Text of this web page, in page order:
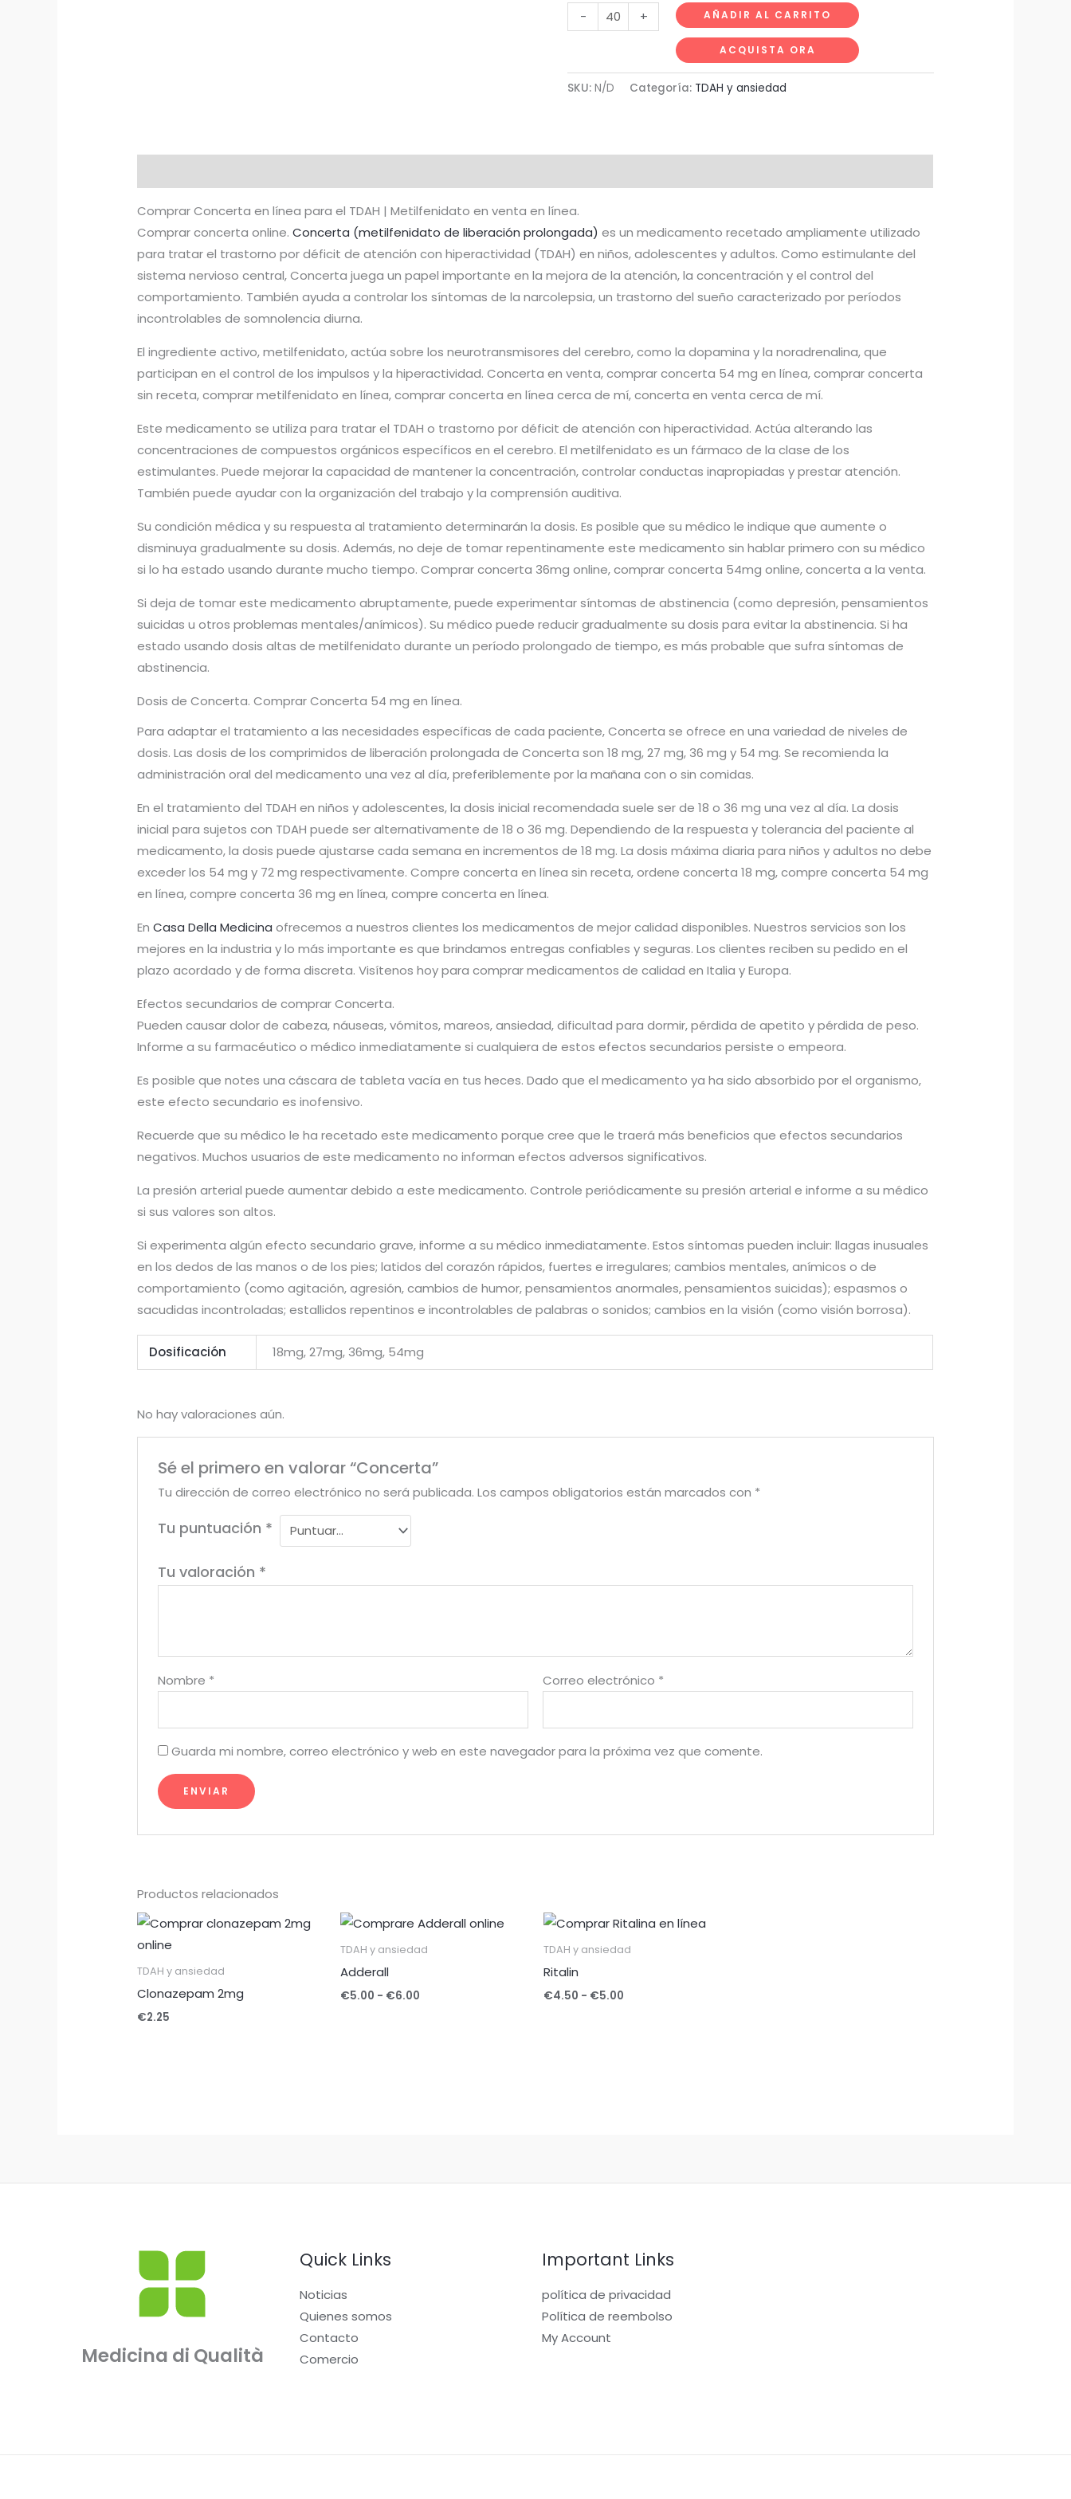
€6.00
- + AÑADIR AL CARRITO
ACQUISTA ORA
SKU: N/D Categoría: TDAH y ansiedad
Comprar Concerta en línea para el TDAH | Metilfenidato en venta en línea.
Comprar concerta online.Concerta (metilfenidato de liberación prolongada) es un medicamento recetado ampliamente utilizado
para tratar el trastorno por déficit de atención con hiperactividad (TDAH) en niños, adolescentes y adultos. Como estimulante del
sistema nervioso central, Concerta juega un papel importante en la mejora de la atención, la concentración y el control del
comportamiento. También ayuda a controlar los síntomas de la narcolepsia, un trastorno del sueño caracterizado por períodos
incontrolables de somnolencia diurna.
El ingrediente activo, metilfenidato, actúa sobre los neurotransmisores del cerebro, como la dopamina y la noradrenalina, que
participan en el control de los impulsos y la hiperactividad. Concerta en venta, comprar concerta 54 mg en línea, comprar concerta
sin receta, comprar metilfenidato en línea, comprar concerta en línea cerca de mí, concerta en venta cerca de mí.
Este medicamento se utiliza para tratar el TDAH o trastorno por déficit de atención con hiperactividad. Actúa alterando las
concentraciones de compuestos orgánicos específicos en el cerebro. El metilfenidato es un fármaco de la clase de los
estimulantes. Puede mejorar la capacidad de mantener la concentración, controlar conductas inapropiadas y prestar atención.
También puede ayudar con la organización del trabajo y la comprensión auditiva.
Su condición médica y su respuesta al tratamiento determinarán la dosis. Es posible que su médico le indique que aumente o
disminuya gradualmente su dosis. Además, no deje de tomar repentinamente este medicamento sin hablar primero con su médico
si lo ha estado usando durante mucho tiempo. Comprar concerta 36mg online, comprar concerta 54mg online, concerta a la venta.
Si deja de tomar este medicamento abruptamente, puede experimentar síntomas de abstinencia (como depresión, pensamientos
suicidas u otros problemas mentales/anímicos). Su médico puede reducir gradualmente su dosis para evitar la abstinencia. Si ha
estado usando dosis altas de metilfenidato durante un período prolongado de tiempo, es más probable que sufra síntomas de
abstinencia.
Dosis de Concerta. Comprar Concerta 54 mg en línea.
Para adaptar el tratamiento a las necesidades específicas de cada paciente, Concerta se ofrece en una variedad de niveles de
dosis. Las dosis de los comprimidos de liberación prolongada de Concerta son 18 mg, 27 mg, 36 mg y 54 mg. Se recomienda la
administración oral del medicamento una vez al día, preferiblemente por la mañana con o sin comidas.
En el tratamiento del TDAH en niños y adolescentes, la dosis inicial recomendada suele ser de 18 o 36 mg una vez al día. La dosis
inicial para sujetos con TDAH puede ser alternativamente de 18 o 36 mg. Dependiendo de la respuesta y tolerancia del paciente al
medicamento, la dosis puede ajustarse cada semana en incrementos de 18 mg. La dosis máxima diaria para niños y adultos no debe
exceder los 54 mg y 72 mg respectivamente. Compre concerta en línea sin receta, ordene concerta 18 mg, compre concerta 54 mg
en línea, compre concerta 36 mg en línea, compre concerta en línea.
EnCasa Della Medicina ofrecemos a nuestros clientes los medicamentos de mejor calidad disponibles. Nuestros servicios son los
mejores en la industria y lo más importante es que brindamos entregas confiables y seguras. Los clientes reciben su pedido en el
plazo acordado y de forma discreta. Visítenos hoy para comprar medicamentos de calidad en Italia y Europa.
Efectos secundarios de comprar Concerta.
Pueden causar dolor de cabeza, náuseas, vómitos, mareos, ansiedad, dificultad para dormir, pérdida de apetito y pérdida de peso.
Informe a su farmacéutico o médico inmediatamente si cualquiera de estos efectos secundarios persiste o empeora.
Es posible que notes una cáscara de tableta vacía en tus heces. Dado que el medicamento ya ha sido absorbido por el organismo,
este efecto secundario es inofensivo.
Recuerde que su médico le ha recetado este medicamento porque cree que le traerá más beneficios que efectos secundarios
negativos. Muchos usuarios de este medicamento no informan efectos adversos significativos.
La presión arterial puede aumentar debido a este medicamento. Controle periódicamente su presión arterial e informe a su médico
si sus valores son altos.
Si experimenta algún efecto secundario grave, informe a su médico inmediatamente. Estos síntomas pueden incluir: llagas inusuales
en los dedos de las manos o de los pies; latidos del corazón rápidos, fuertes e irregulares; cambios mentales, anímicos o de
comportamiento (como agitación, agresión, cambios de humor, pensamientos anormales, pensamientos suicidas); espasmos o
sacudidas incontroladas; estallidos repentinos e incontrolables de palabras o sonidos; cambios en la visión (como visión borrosa).
Dosificación 18mg, 27mg, 36mg, 54mg
No hay valoraciones aún.
Sé el primero en valorar “Concerta”
Tu dirección de correo electrónico no será publicada. Los campos obligatorios están marcados con *
Tu puntuación *
Tu valoración *
Nombre * Correo electrónico *
Guarda mi nombre, correo electrónico y web en este navegador para la próxima vez que comente.
Productos relacionados
TDAH y ansiedad
Clonazepam 2mg
€2.25
TDAH y ansiedad
Adderall
€5.00 - €6.00
Rango
de
precios:
TDAH y ansiedad
Ritalin
€4.50 - €5.00
Rango
de
precios:
€5.00
Medicina di Qualità
Quick Links
Noticias
Quienes somos
Contacto
Comercio
Important Links
política de privacidad
Política de reembolso
My Account